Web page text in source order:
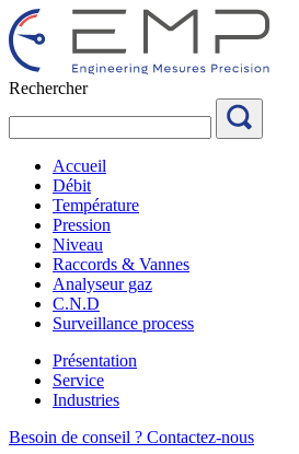
Aller
au
contenu
Rechercher
Accueil
Débit
Température
Pression
Niveau
Raccords & Vannes
Analyseur gaz
C.N.D
Surveillance process
Présentation
Service
Industries
Besoin de conseil ? Contactez-nous